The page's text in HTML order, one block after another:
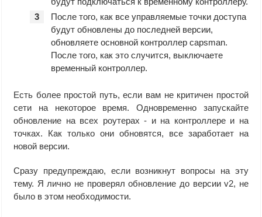
После того, как все управляемые точки доступа
будут обновлены до последней версии,
обновляете основной контроллер capsman.
После того, как это случится, выключаете
временный контроллер.
Есть более простой путь, если вам не критичен простой
сети на некоторое время. Одновременно запускайте
обновление на всех роутерах - и на контроллере и на
точках. Как только они обновятся, все заработает на
новой версии.
Сразу предупреждаю, если возникнут вопросы на эту
тему. Я лично не проверял обновление до версии v2, не
было в этом необходимости.